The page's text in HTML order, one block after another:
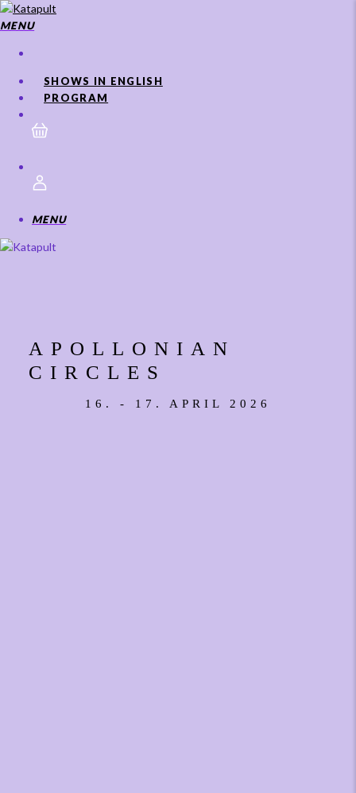
Skip
to
content
MENU
SHOWS IN ENGLISH
PROGRAM
MENU
APOLLONIAN
CIRCLES
16. - 17. APRIL 2026